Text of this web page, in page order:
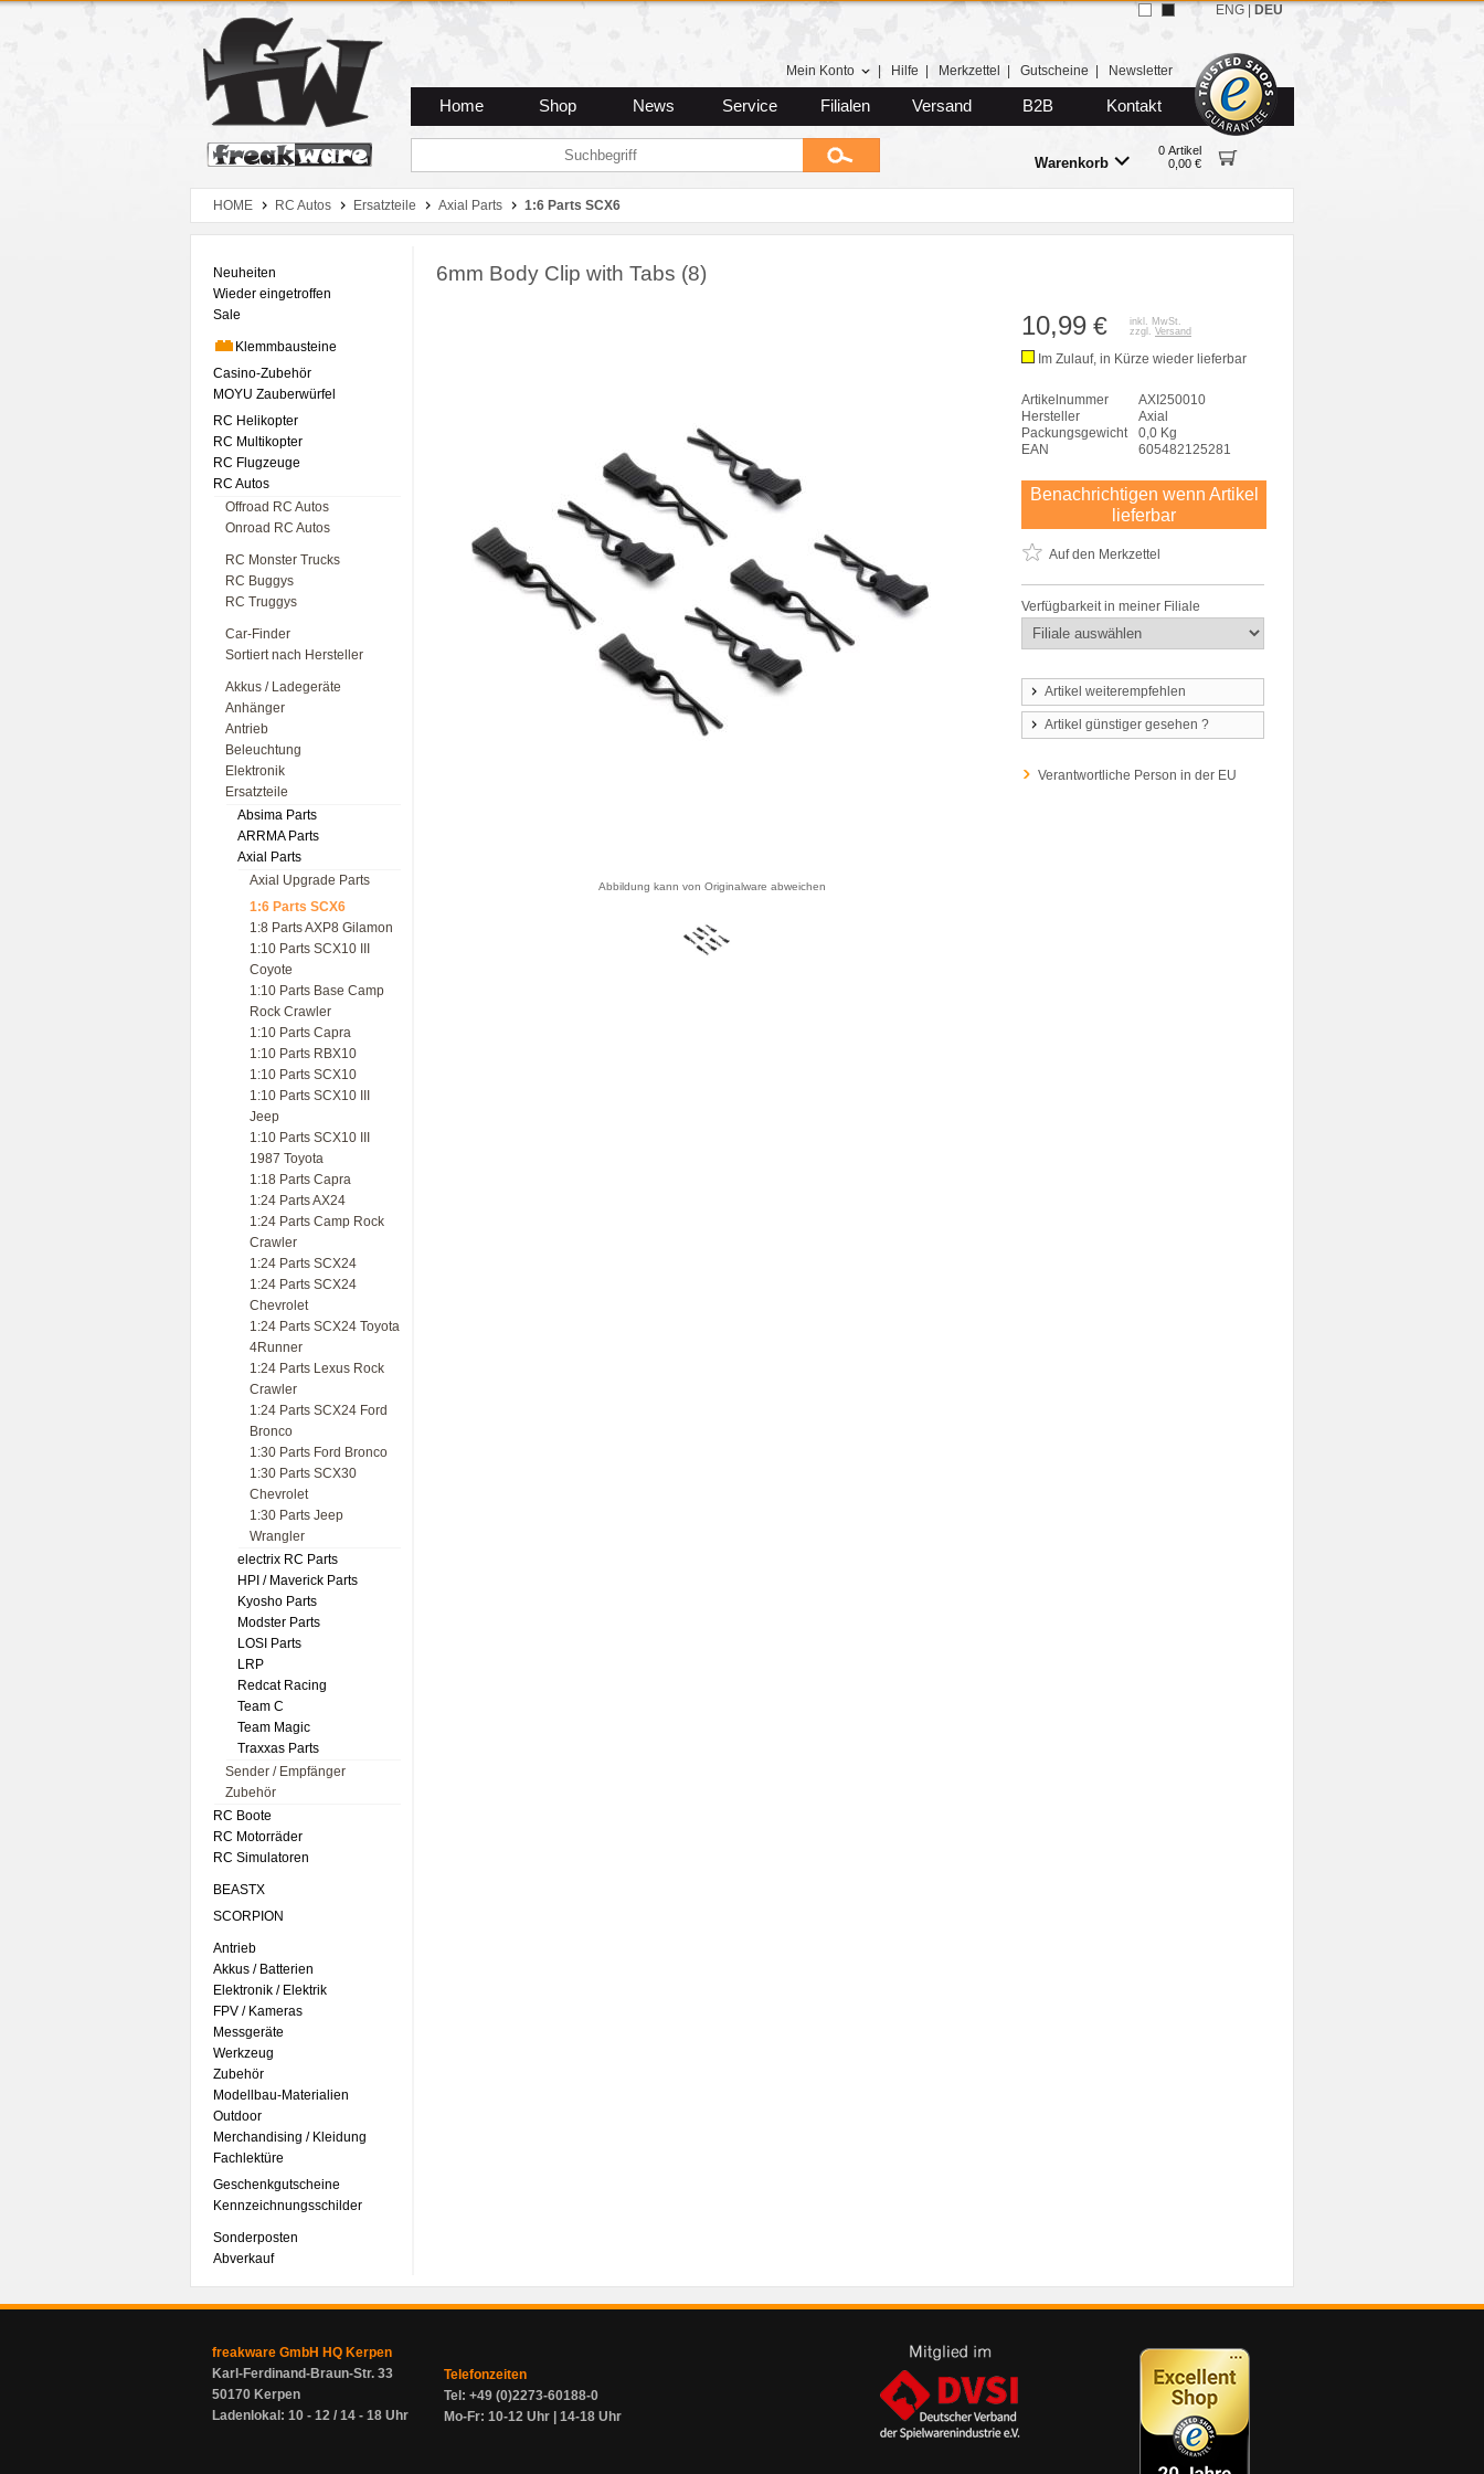
Zum Hauptmenue
Zum Seiteninhalt
Zum Warenkob
Mein Konto Hilfe Merkzettel Gutscheine Newsletter
Home Shop News Service Filialen Versand B2B Kontakt
Warenkorb
0 Artikel
0,00 €
ENG DEU
HOME RC Autos Ersatzteile Axial Parts 1:6 Parts SCX6
Neuheiten
Wieder eingetroffen
Sale
Klemmbausteine
Casino-Zubehör
MOYU Zauberwürfel
RC Helikopter
RC Multikopter
RC Flugzeuge
RC Autos
Offroad RC Autos
Onroad RC Autos
RC Monster Trucks
RC Buggys
RC Truggys
Car-Finder
Sortiert nach Hersteller
Akkus / Ladegeräte
Anhänger
Antrieb
Beleuchtung
Elektronik
Ersatzteile
Absima Parts
ARRMA Parts
Axial Parts
Axial Upgrade Parts
1:6 Parts SCX6
1:8 Parts AXP8 Gilamon
1:10 Parts SCX10 III
Coyote
1:10 Parts Base Camp
Rock Crawler
1:10 Parts Capra
1:10 Parts RBX10
1:10 Parts SCX10
1:10 Parts SCX10 III
Jeep
1:10 Parts SCX10 III
1987 Toyota
1:18 Parts Capra
1:24 Parts AX24
1:24 Parts Camp Rock
Crawler
1:24 Parts SCX24
1:24 Parts SCX24
Chevrolet
1:24 Parts SCX24 Toyota
4Runner
1:24 Parts Lexus Rock
Crawler
1:24 Parts SCX24 Ford
Bronco
1:30 Parts Ford Bronco
1:30 Parts SCX30
Chevrolet
1:30 Parts Jeep
Wrangler
electrix RC Parts
HPI / Maverick Parts
Kyosho Parts
Modster Parts
LOSI Parts
LRP
Redcat Racing
Team C
Team Magic
Traxxas Parts
Sender / Empfänger
Zubehör
RC Boote
RC Motorräder
RC Simulatoren
BEASTX
SCORPION
Antrieb
Akkus / Batterien
Elektronik / Elektrik
FPV / Kameras
Messgeräte
Werkzeug
Zubehör
Modellbau-Materialien
Outdoor
Merchandising / Kleidung
Fachlektüre
Geschenkgutscheine
Kennzeichnungsschilder
Sonderposten
Abverkauf
6mm Body Clip with Tabs (8)
Abbildung kann von Originalware abweichen
10,99 €
inkl. MwSt.
zzgl. Versand
Im Zulauf, in Kürze wieder lieferbar
Artikelnummer
AXI250010
Hersteller
Axial
Packungsgewicht
0,0 Kg
EAN
605482125281
Benachrichtigen wenn Artikel
lieferbar
Auf den Merkzettel
Verfügbarkeit in meiner Filiale
Artikel weiterempfehlen
Artikel günstiger gesehen ?
Verantwortliche Person in der EU
freakware GmbH HQ Kerpen
Karl-Ferdinand-Braun-Str. 33
50170 Kerpen
Ladenlokal: 10 - 12 / 14 - 18 Uhr
Telefonzeiten
Tel: +49 (0)2273-60188-0
Mo-Fr: 10-12 Uhr | 14-18 Uhr